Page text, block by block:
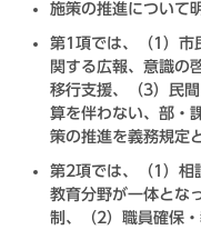
施策の推進について
第1項では、（1）市
関する広報、意識の
移行支援、（3）民
算を伴わない、部・
策の推進を義務規定
第2項では、（1）相
教育分野が一体とな
制、（2）職員確保